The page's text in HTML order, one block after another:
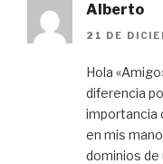
Alberto
21 DE
Hola
diferencia
importancia
en mis
dominios de